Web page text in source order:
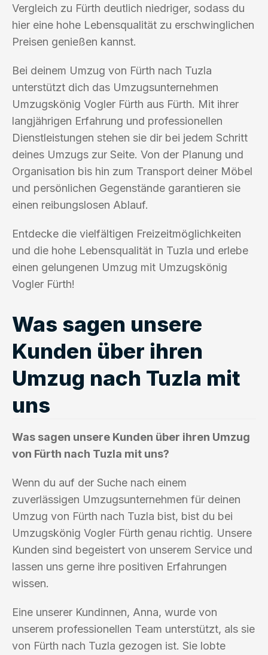
Vergleich zu Fürth deutlich niedriger, sodass du
hier eine hohe Lebensqualität zu erschwinglichen
Preisen genießen kannst.
Bei deinem Umzug von Fürth nach Tuzla
unterstützt dich das Umzugsunternehmen
Umzugskönig Vogler Fürth aus Fürth. Mit ihrer
langjährigen Erfahrung und professionellen
Dienstleistungen stehen sie dir bei jedem Schritt
deines Umzugs zur Seite. Von der Planung und
Organisation bis hin zum Transport deiner Möbel
und persönlichen Gegenstände garantieren sie
einen reibungslosen Ablauf.
Entdecke die vielfältigen Freizeitmöglichkeiten
und die hohe Lebensqualität in Tuzla und erlebe
einen gelungenen Umzug mit Umzugskönig
Vogler Fürth!
Was sagen unsere
Kunden über ihren
Umzug nach Tuzla mit
uns
Was sagen unsere Kunden über ihren Umzug
von Fürth nach Tuzla mit uns?
Wenn du auf der Suche nach einem
zuverlässigen Umzugsunternehmen für deinen
Umzug von Fürth nach Tuzla bist, bist du bei
Umzugskönig Vogler Fürth genau richtig. Unsere
Kunden sind begeistert von unserem Service und
lassen uns gerne ihre positiven Erfahrungen
wissen.
Eine unserer Kundinnen, Anna, wurde von
unserem professionellen Team unterstützt, als sie
von Fürth nach Tuzla gezogen ist. Sie lobte